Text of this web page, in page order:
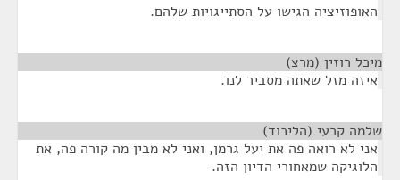
האופוזיציה הגישו על הסתייגויות שלהם.
מיכל רוזין (מרצ)
איזה מזל שאתה מסביר לנו.
שלמה קרעי (הליכוד)
אני לא רואה פה את יעל גרמן, ואני לא מבין מה קורה פה, את
הלוגיקה שמאחורי הדיון הזה.